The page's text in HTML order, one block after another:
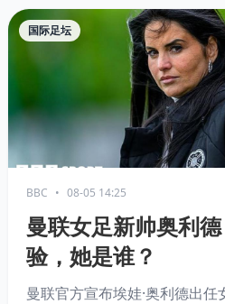
国际足坛
BBC • 08-05 14:25
曼联女足新帅奥利
验，她是谁？
曼联官方宣布埃娃·奥利德出